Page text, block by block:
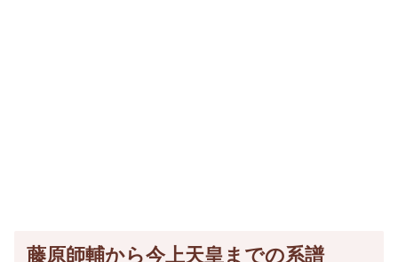
藤原師輔から今上天皇までの系譜